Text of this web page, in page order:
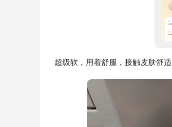
超级软，用着舒服，接触皮肤舒适